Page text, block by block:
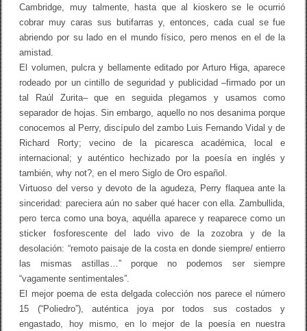
a
1
9
-
2
0
6
Cambridge, muy talmente, hasta que al kioskero se le ocurrió
cobrar muy caras sus butifarras y, entonces, cada cual se fue
abriendo por su lado en el mundo físico, pero menos en el de la
amistad.
El volumen, pulcra y bellamente editado por Arturo Higa, aparece
rodeado por un cintillo de seguridad y publicidad –firmado por un
tal Raúl Zurita– que en seguida plegamos y usamos como
separador de hojas. Sin embargo, aquello no nos desanima porque
conocemos al Perry, discípulo del zambo Luis Fernando Vidal y de
Richard Rorty; vecino de la picaresca académica, local e
internacional; y auténtico hechizado por la poesía en inglés y
también, why not?, en el mero Siglo de Oro español.
Virtuoso del verso y devoto de la agudeza, Perry flaquea ante la
sinceridad: pareciera aún no saber qué hacer con ella. Zambullida,
pero terca como una boya, aquélla aparece y reaparece como un
sticker fosforescente del lado vivo de la zozobra y de la
desolación: “remoto paisaje de la costa en donde siempre/ entierro
las mismas astillas…” porque no podemos ser siempre
“vagamente sentimentales”.
El mejor poema de esta delgada colección nos parece el número
15 (“Poliedro”), auténtica joya por todos sus costados y
engastado, hoy mismo, en lo mejor de la poesía en nuestra